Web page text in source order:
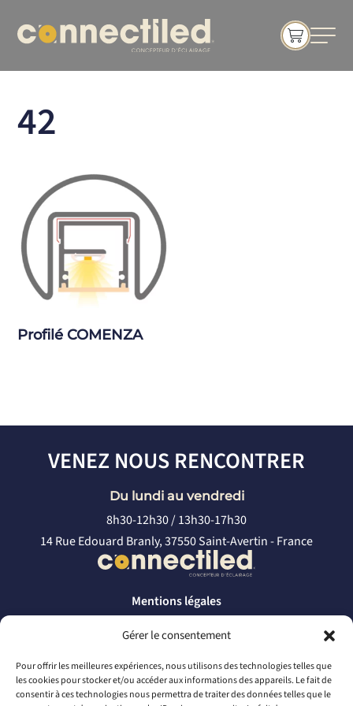
Gérer le consentement
Pour offrir les meilleures expériences, nous utilisons des technologies telles que
les cookies pour stocker et/ou accéder aux informations des appareils. Le fait de
consentir à ces technologies nous permettra de traiter des données telles que le
42
Profilé COMENZA
VENEZ NOUS RENCONTRER
Du lundi au vendredi
8h30-12h30 / 13h30-17h30
14 Rue Edouard Branly, 37550 Saint-Avertin - France
Mentions légales
Politique de confidentialité
CONTACTEZ-NOUS
par téléphone